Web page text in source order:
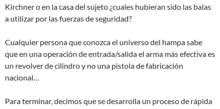
Kirchner o en la casa del sujeto ¿cuales hubieran sido las balas
a utilizar por las fuerzas de seguridad?
Cualquier persona que conozca el universo del hampa sabe
que en una operación de entrada/salida el arma más efectiva es
un revolver de cilindro y no una pistola de fabricación
nacional…
Para terminar, decimos que se desarrolla un proceso de rápida